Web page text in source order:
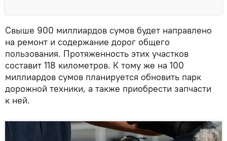
Свыше 900 миллиардов сумов будет направлено
на ремонт и содержание дорог общего
пользования. Протяженность этих участков
составит 118 километров. К тому же на 100
миллиардов сумов планируется обновить парк
дорожной техники, а также приобрести запчасти
к ней.